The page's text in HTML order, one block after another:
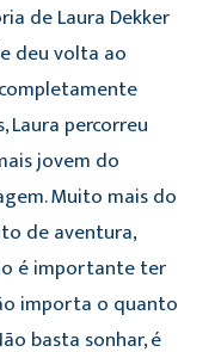
de Laura Dekker
deu volta ao
Laura percorreu
jovem do
Muito mais do
de aventura,
é importante ter
importa o quanto
basta sonhar, é